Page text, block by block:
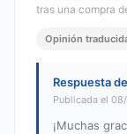
tras una compra
Opinión
Respuesta
Publicada el
¡Muchas